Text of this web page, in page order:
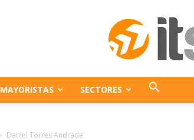
MAYORISTAS SECTORES
Daniel Torres Andrade